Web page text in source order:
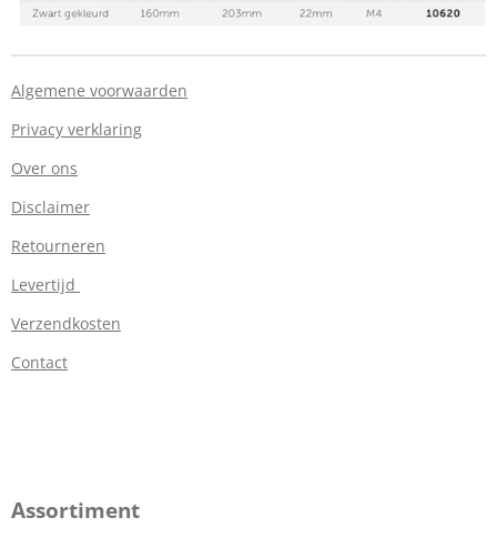
Algemene voorwaarden
Privacy verklaring
Over ons
Disclaimer
Retourneren
Levertijd
Verzendkosten
Contact
Assortiment